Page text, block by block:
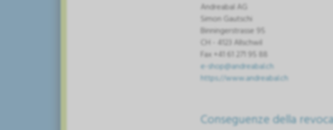
Andreabal AG
Simon Gautschi
Binningerstrasse 95
CH - 4123 Allschwil
Fax +41 61 271 95 88
e-shop@andreabal.ch
https://www.andreabal.ch
Conseguenze della